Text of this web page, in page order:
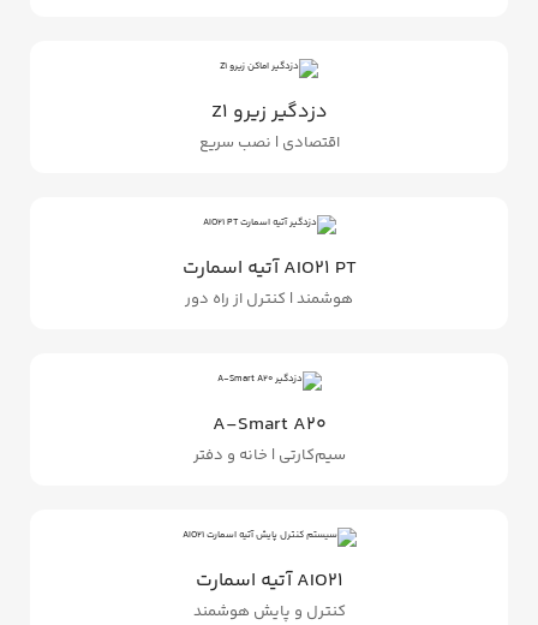
دزدگیر زیرو Z1
اقتصادی | نصب سریع
AIO21 PT آتیه اسمارت
هوشمند | کنترل از راه دور
A‑Smart A20
سیم‌کارتی | خانه و دفتر
AIO21 آتیه اسمارت
کنترل و پایش هوشمند